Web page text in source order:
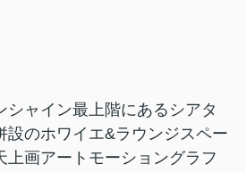
シャイン最上階にあるシアタ
設のホワイエ&ラウンジスペー
上画アートモーショングラフ